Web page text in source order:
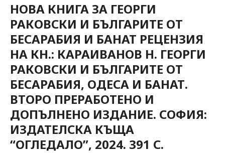
НОВА КНИГА ЗА ГЕОРГИ
РАКОВСКИ И БЪЛГАРИТЕ ОТ
БЕСАРАБИЯ И БАНАТ РЕЦЕНЗИЯ
НА КН.: КАРАИВАНОВ Н. ГЕОРГИ
РАКОВСКИ И БЪЛГАРИТЕ ОТ
БЕСАРАБИЯ, ОДЕСА И БАНАТ.
ВТОРО ПРЕРАБОТЕНО И
ДОПЪЛНЕНО ИЗДАНИЕ. СОФИЯ:
ИЗДАТЕЛСКА КЪЩА
“ОГЛЕДАЛО”, 2024. 391 С.